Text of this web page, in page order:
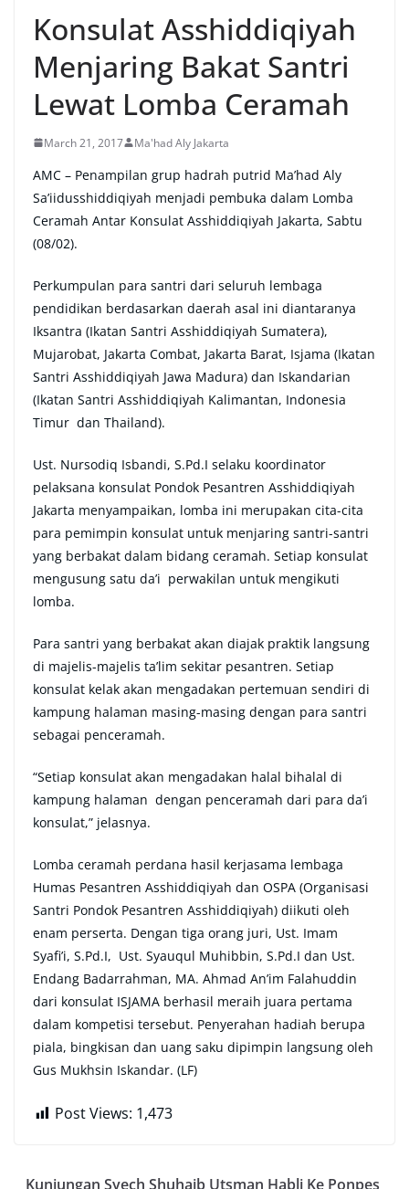
Konsulat Asshiddiqiyah
Menjaring Bakat Santri
Lewat Lomba Ceramah
March 21, 2017 Ma'had Aly Jakarta
AMC – Penampilan grup hadrah putrid Ma’had Aly
Sa’iidusshiddiqiyah menjadi pembuka dalam Lomba
Ceramah Antar Konsulat Asshiddiqiyah Jakarta, Sabtu
(08/02).
Perkumpulan para santri dari seluruh lembaga
pendidikan berdasarkan daerah asal ini diantaranya
Iksantra (Ikatan Santri Asshiddiqiyah Sumatera),
Mujarobat, Jakarta Combat, Jakarta Barat, Isjama (Ikatan
Santri Asshiddiqiyah Jawa Madura) dan Iskandarian
(Ikatan Santri Asshiddiqiyah Kalimantan, Indonesia
Timur dan Thailand).
Ust. Nursodiq Isbandi, S.Pd.I selaku koordinator
pelaksana konsulat Pondok Pesantren Asshiddiqiyah
Jakarta menyampaikan, lomba ini merupakan cita-cita
para pemimpin konsulat untuk menjaring santri-santri
yang berbakat dalam bidang ceramah. Setiap konsulat
mengusung satu da’i perwakilan untuk mengikuti
lomba.
Para santri yang berbakat akan diajak praktik langsung
di majelis-majelis ta’lim sekitar pesantren. Setiap
konsulat kelak akan mengadakan pertemuan sendiri di
kampung halaman masing-masing dengan para santri
sebagai penceramah.
“Setiap konsulat akan mengadakan halal bihalal di
kampung halaman dengan penceramah dari para da’i
konsulat,” jelasnya.
Lomba ceramah perdana hasil kerjasama lembaga
Humas Pesantren Asshiddiqiyah dan OSPA (Organisasi
Santri Pondok Pesantren Asshiddiqiyah) diikuti oleh
enam perserta. Dengan tiga orang juri, Ust. Imam
Syafi’i, S.Pd.I, Ust. Syauqul Muhibbin, S.Pd.I dan Ust.
Endang Badarrahman, MA. Ahmad An’im Falahuddin
dari konsulat ISJAMA berhasil meraih juara pertama
dalam kompetisi tersebut. Penyerahan hadiah berupa
piala, bingkisan dan uang saku dipimpin langsung oleh
Gus Mukhsin Iskandar. (LF)
Post Views: 1,473
Kunjungan Syech Shuhaib Utsman Habli Ke Ponpes